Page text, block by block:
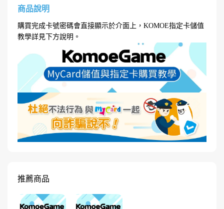
商品說明
購買完成卡號密碼會直接顯示於介面上，KOMOE指定卡儲值
教學詳見下方說明。
推薦商品